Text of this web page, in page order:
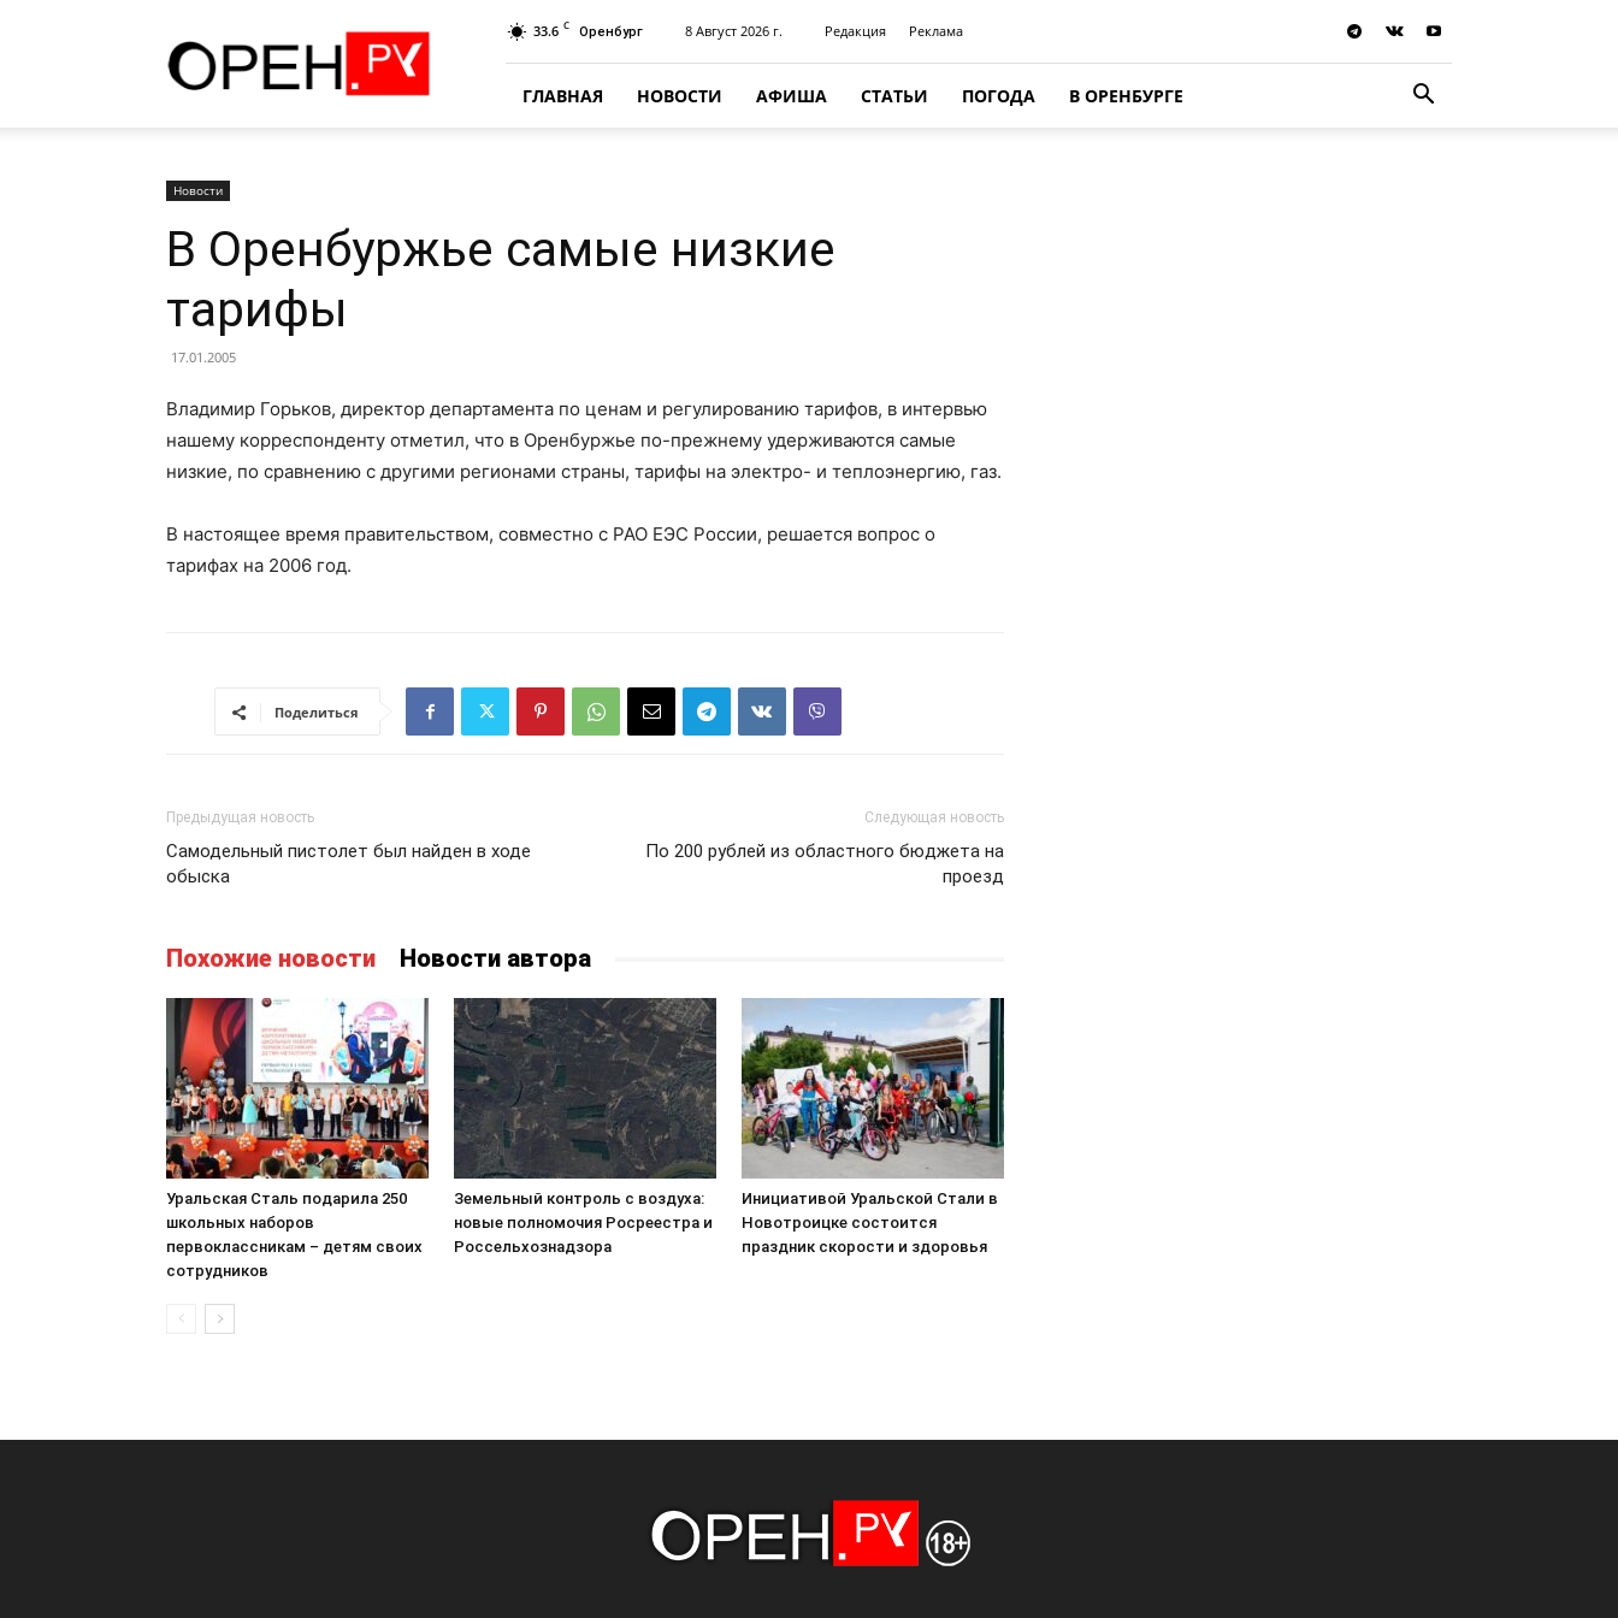
33.6 C Оренбург 8 Август 2026 г. Редакция Реклама
ГЛАВНАЯ НОВОСТИ АФИША СТАТЬИ ПОГОДА В ОРЕНБУРГЕ
Новости
В Оренбуржье самые низкие
тарифы
17.01.2005
Владимир Горьков, директор департамента по ценам и регулированию тарифов, в интервью
нашему корреспонденту отметил, что в Оренбуржье по-прежнему удерживаются самые
низкие, по сравнению с другими регионами страны, тарифы на электро- и теплоэнергию, газ.
В настоящее время правительством, совместно с РАО ЕЭС России, решается вопрос о
тарифах на 2006 год.
Поделиться
Предыдущая новость
Самодельный пистолет был найден в ходе
обыска
Следующая новость
По 200 рублей из областного бюджета на
проезд
Похожие новости Новости автора
Уральская Сталь подарила 250
школьных наборов
первоклассникам – детям своих
сотрудников
Земельный контроль с воздуха:
новые полномочия Росреестра и
Россельхознадзора
Инициативой Уральской Стали в
Новотроицке состоится
праздник скорости и здоровья